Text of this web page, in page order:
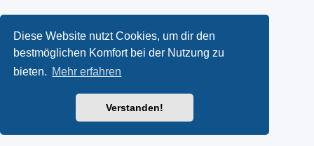
Diese Website nutzt Cookies, um dir den
bestmöglichen Komfort bei der Nutzung zu
bieten. Mehr erfahren
Verstanden!